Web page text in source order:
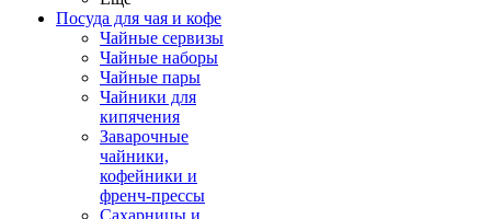
Посуда для чая и кофе
Чайные сервизы
Чайные наборы
Чайные пары
Чайники для
кипячения
Заварочные
чайники,
кофейники и
френч-прессы
Сахарницы и